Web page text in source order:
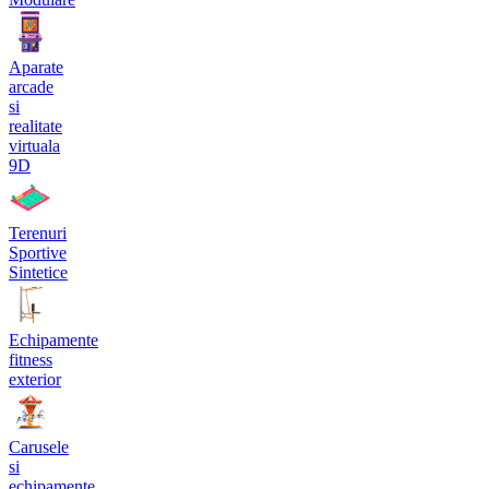
Aparate
arcade
si
realitate
virtuala
9D
Terenuri
Sportive
Sintetice
Echipamente
fitness
exterior
Carusele
si